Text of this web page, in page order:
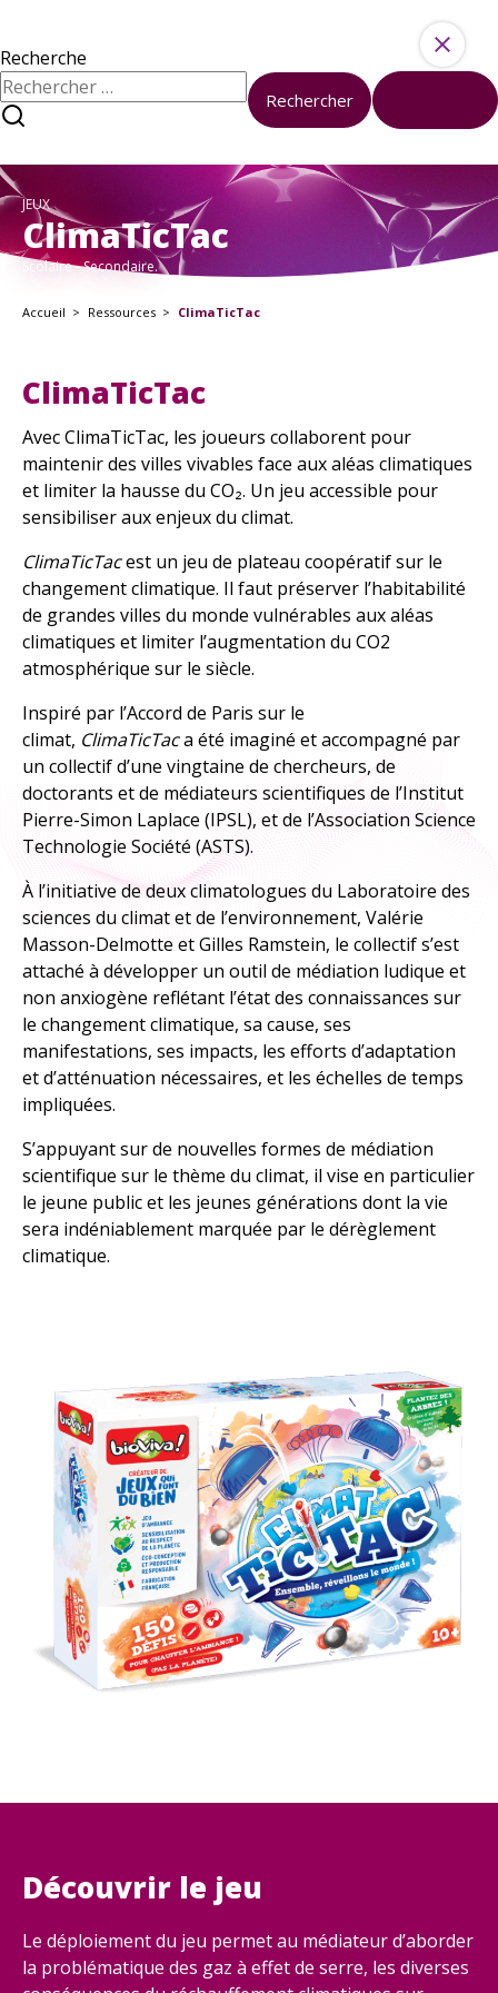
À propos
Sciences et société à l’université
Nous contacter
À votre disposition
Formations
Kits pédagogiques
Tous les événements
À explorer
TOUTES LES RESSOURCES
TOUTES LES ACTIVITÉS
Recherche
Rechercher :
Rechercher
JEUX
ClimaTicTac
Scolaire - Secondaire.
Accueil Ressources ClimaTicTac
ClimaTicTac
Avec ClimaTicTac, les joueurs collaborent pour
maintenir des villes vivables face aux aléas climatiques
et limiter la hausse du CO₂. Un jeu accessible pour
sensibiliser aux enjeux du climat.
ClimaTicTacest un jeu de plateau coopératif sur le
changement climatique. Il faut préserver l’habitabilité
de grandes villes du monde vulnérables aux aléas
climatiques et limiter l’augmentation du CO2
atmosphérique sur le siècle.
Inspiré par l’Accord de Paris sur le
climat, ClimaTicTaca été imaginé et accompagné par
un collectif d’une vingtaine de chercheurs, de
doctorants et de médiateurs scientifiques de l’Institut
Pierre-Simon Laplace (IPSL), et de l’Association Science
Technologie Société (ASTS).
À l’initiative de deux climatologues du Laboratoire des
sciences du climat et de l’environnement, Valérie
Masson-Delmotte et Gilles Ramstein, le collectif s’est
attaché à développer un outil de médiation ludique et
non anxiogène reflétant l’état des connaissances sur
le changement climatique, sa cause, ses
manifestations, ses impacts, les efforts d’adaptation
et d’atténuation nécessaires, et les échelles de temps
impliquées.
S’appuyant sur de nouvelles formes de médiation
scientifique sur le thème du climat, il vise en particulier
le jeune public et les jeunes générations dont la vie
sera indéniablement marquée par le dérèglement
climatique.
Découvrir le jeu
Le déploiement du jeu permet au médiateur d’aborder
la problématique des gaz à effet de serre, les diverses